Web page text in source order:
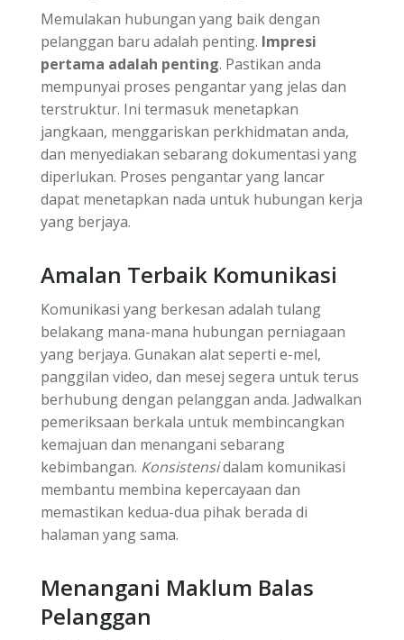
Memulakan hubungan yang baik dengan
pelanggan baru adalah penting. Impresi
pertama adalah penting. Pastikan anda
mempunyai proses pengantar yang jelas dan
terstruktur. Ini termasuk menetapkan
jangkaan, menggariskan perkhidmatan anda,
dan menyediakan sebarang dokumentasi yang
diperlukan. Proses pengantar yang lancar
dapat menetapkan nada untuk hubungan kerja
yang berjaya.
Amalan Terbaik Komunikasi
Komunikasi yang berkesan adalah tulang
belakang mana-mana hubungan perniagaan
yang berjaya. Gunakan alat seperti e-mel,
panggilan video, dan mesej segera untuk terus
berhubung dengan pelanggan anda. Jadwalkan
pemeriksaan berkala untuk membincangkan
kemajuan dan menangani sebarang
kebimbangan. Konsistensidalam komunikasi
membantu membina kepercayaan dan
memastikan kedua-dua pihak berada di
halaman yang sama.
Menangani Maklum Balas
Pelanggan